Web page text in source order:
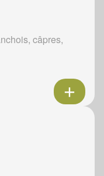
câpres,